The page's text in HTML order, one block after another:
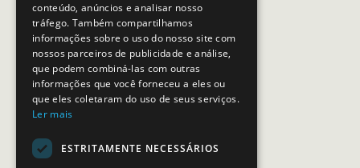
Horário de contacto:
Dias úteis das 10h as 19h
SEGUE-NOS
conteúdo, anúncios e analisar nosso
tráfego. Também compartilhamos
informações sobre o uso do nosso site com
nossos parceiros de publicidade e análise,
que podem combiná-las com outras
informações que você forneceu a eles ou
que eles coletaram do uso de seus serviços.
Ler mais
ESTRITAMENTE NECESSÁRIOS